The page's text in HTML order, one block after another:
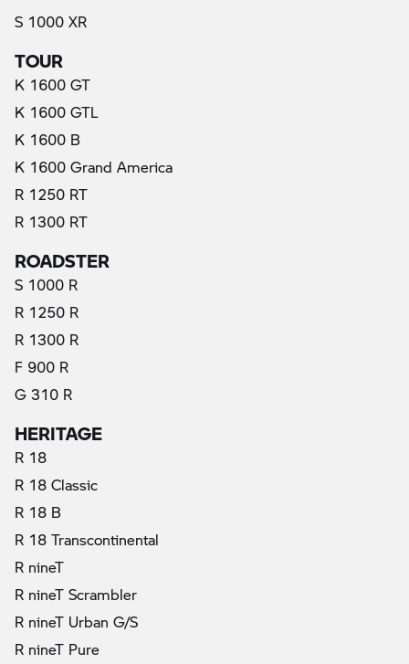
S 1000 XR
TOUR
K 1600 GT
K 1600 GTL
K 1600 B
K 1600 Grand America
R 1250 RT
R 1300 RT
ROADSTER
S 1000 R
R 1250 R
R 1300 R
F 900 R
G 310 R
HERITAGE
R 18
R 18 Classic
R 18 B
R 18 Transcontinental
R nineT
R nineT Scrambler
R nineT Urban G/S
R nineT Pure